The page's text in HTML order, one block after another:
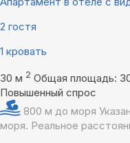
2 гостя
1 кровать
30 м 2 Общая площадь:
Повышенный спрос
800 м до моря
моря. Реальное